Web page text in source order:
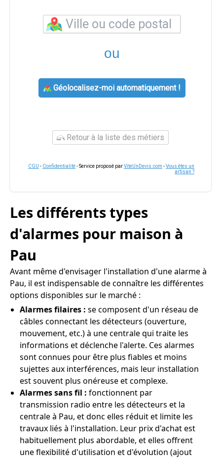
ou
Géolocalisez-moi automatiquement !
Retour à la liste des métiers
CGU - Confidentialité- Service proposé parViteUnDevis.com -Vous êtes un
artisan ?
Les différents types
d'alarmes pour maison à
Pau
Avant même d'envisager l'installation d'une alarme à
Pau, il est indispensable de connaître les différentes
options disponibles sur le marché :
Alarmes filaires : se composent d'un réseau de
câbles connectant les détecteurs (ouverture,
mouvement, etc.) à une centrale qui traite les
informations et déclenche l'alerte. Ces alarmes
sont connues pour être plus fiables et moins
sujettes aux interférences, mais leur installation
est souvent plus onéreuse et complexe.
Alarmes sans fil : fonctionnent par
transmission radio entre les détecteurs et la
centrale à Pau, et donc elles réduit et limite les
travaux liés à l'installation. Leur prix d'achat est
habituellement plus abordable, et elles offrent
une flexibilité d'utilisation et d'évolution (ajout